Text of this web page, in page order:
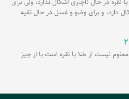
دارد، و برای وضو و غسل در حال تقیه
که معلوم نیست از طلا یا نقره است یا از چیز